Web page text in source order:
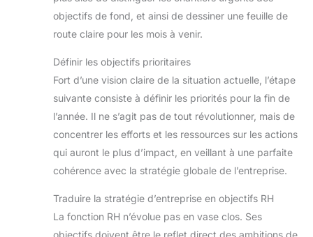
objectifs de fond, et ainsi de dessiner une feuille de
route claire pour les mois à venir.
Définir les objectifs prioritaires
Fort d’une vision claire de la situation actuelle, l’étape
suivante consiste à définir les priorités pour la fin de
l’année. Il ne s’agit pas de tout révolutionner, mais de
concentrer les efforts et les ressources sur les actions
qui auront le plus d’impact, en veillant à une parfaite
cohérence avec la stratégie globale de l’entreprise.
Traduire la stratégie d’entreprise en objectifs RH
La fonction RH n’évolue pas en vase clos. Ses
objectifs doivent être le reflet direct des ambitions de